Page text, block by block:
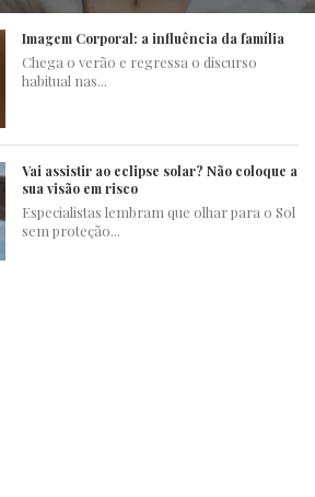
Imagem Corporal: a influência da família
Chega o verão e regressa o discurso
habitual nas...
Vai assistir ao eclipse solar? Não coloque a
sua visão em risco
Especialistas lembram que olhar para o Sol
sem proteção...